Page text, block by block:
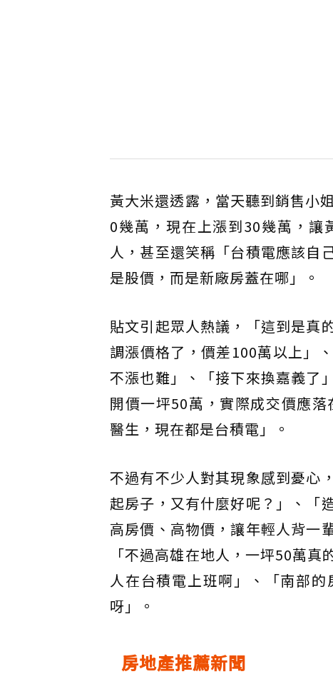
黃大米還透露，當天聽到銷售小
0幾萬，現在上漲到30幾萬，讓
人，甚至還笑稱「台積電應該自
是股價，而是新廠房蓋在哪」。
貼文引起眾人熱議，「這到是真
調漲價格了，價差100萬以上」
不漲也難」、「接下來換嘉義了
開價一坪50萬，實際成交價應
醫生，現在都是台積電」。
不過有不少人對其現象感到憂心
起房子，又有什麼好呢？」、「
高房價、高物價，讓年輕人背一
「不過高雄在地人，一坪50萬
人在台積電上班啊」、「南部
呀」。
房地產推薦新聞